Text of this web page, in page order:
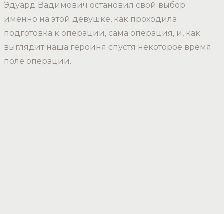
Эдуард Вадимович остановил свой выбор
именно на этой девушке, как проходила
подготовка к операции, сама операция, и, как
выглядит наша героиня спустя некоторое время
поле операции.